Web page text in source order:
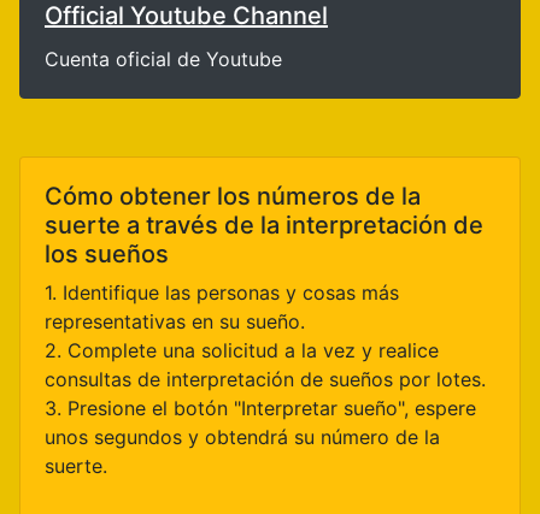
Official Youtube Channel
Cuenta oficial de Youtube
Cómo obtener los números de la
suerte a través de la interpretación de
los sueños
1. Identifique las personas y cosas más
representativas en su sueño.
2. Complete una solicitud a la vez y realice
consultas de interpretación de sueños por lotes.
3. Presione el botón "Interpretar sueño", espere
unos segundos y obtendrá su número de la
suerte.